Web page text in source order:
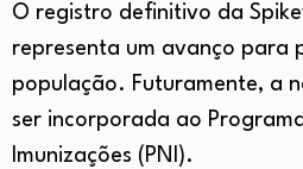
O registro definitivo da
representa um avanço para
população. Futuramente, a
ser incorporada ao
Imunizações (PNI).